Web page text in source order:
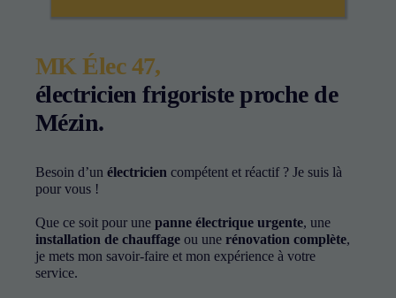
MK Élec 47,
électricien frigoriste proche de
Mézin.
Besoin d’un électricien compétent et réactif ? Je suis là
pour vous !
Que ce soit pour une panne électrique urgente, une
installation de chauffage ou une rénovation complète,
je mets mon savoir-faire et mon expérience à votre
service.
au
Statistiques
fonctionnalité
en fonction
de la façon
dont le site